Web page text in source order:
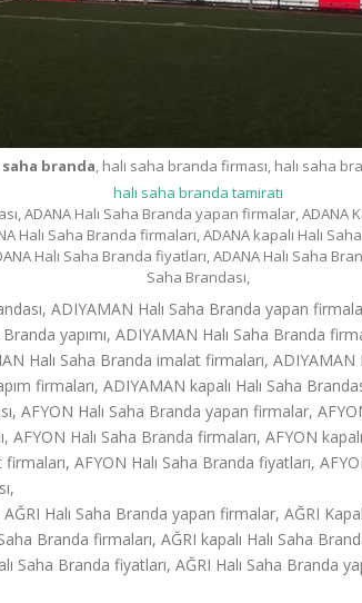
saha branda, halı saha branda firması, halı saha
halı saha branda tamiratı
ADANA Halı Saha Branda yapan firmalar, ADANA
Halı Saha Branda firmaları, ADANA kapalı Halı
Halı Saha Branda fiyatları, ADANA Halı Saha
Saha Brandası,
ADIYAMAN Halı Saha Branda yapan
yapımı, ADIYAMAN Halı Saha Branda
Halı Saha Branda imalat firmaları, ADIYAMAN
firmaları, ADIYAMAN kapalı Halı Saha
AFYON Halı Saha Branda yapan firmalar,
AFYON Halı Saha Branda firmaları, AFYON
AFYON Halı Saha Branda fiyatları,
AĞRI Halı Saha Branda yapan firmalar, AĞRI
Branda firmaları, AĞRI kapalı Halı Saha
Saha Branda fiyatları, AĞRI Halı Saha Branda